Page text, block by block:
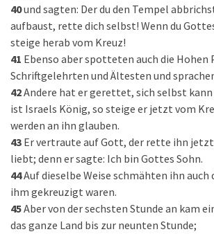
40und sagten: Der du den Tempel
aufbaust, rette dich selbst! Wenn du
steige herab vom Kreuz!
41 Ebenso aber spotteten auch die Hohen
Schriftgelehrten und Ältesten und
42Andere hat er gerettet, sich selbst
ist Israels König, so steige er jetzt vom
werden an ihn glauben.
43 Er vertraute auf Gott, der rette ihn
liebt; denn er sagte: Ich bin Gottes Sohn.
44Auf dieselbe Weise schmähten ihn auch
ihm gekreuzigt waren.
45Aber von der sechsten Stunde an kam
das ganze Land bis zur neunten Stunde;